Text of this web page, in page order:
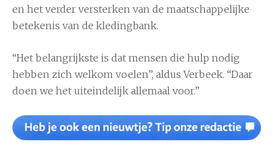
en het verder versterken van de maatschappelijke
betekenis van de kledingbank.
“Het belangrijkste is dat mensen die hulp nodig
hebben zich welkom voelen”, aldus Verbeek. “Daar
doen we het uiteindelijk allemaal voor.”